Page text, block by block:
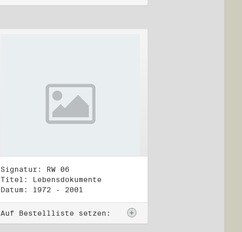
Signatur: RW 06
Titel: Lebensdokumente
Datum: 1972 - 2001
Auf Bestellliste setzen: